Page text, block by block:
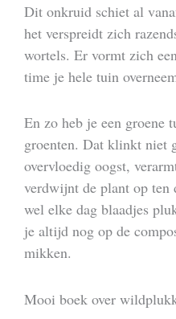
Dit onkruid schiet al
het verspreidt zich
wortels. Er vormt zich
time je hele tuin
En zo heb je een groene
groenten. Dat klinkt niet
overvloedig oogst,
verdwijnt de plant op ten
wel elke dag blaadjes
je altijd nog op de
mikken.
Mooi boek over